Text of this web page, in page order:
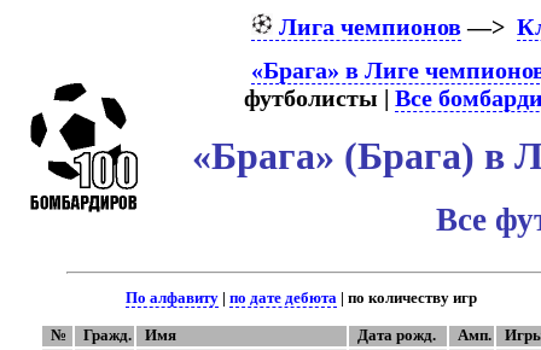
Лига чемпионов—>
«Брага» в Лиге
футболисты | Все
«Брага» (Брага) в
Все
По алфавиту |по дате дебюта | по количеству игр
№ Гражд. Имя Дата рожд. Амп.